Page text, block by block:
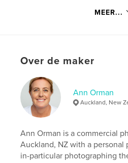
kenmerken /
Fotografie
Projectoptie:
Aantal pagina's:
ISBN
Paperback: 9798347617722
TaalEnglish
Trefwoorden
MEER...
Over de maker
Ann Orman
Auckland, New
Ann Orman is a commercial
Auckland, NZ with a personal
in-particular photographing